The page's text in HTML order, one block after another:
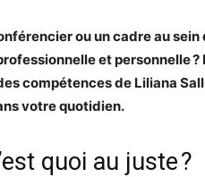
ou un cadre au sein
et personnelle ?
compétences de Liliana
votre quotidien.
quoi au juste ?